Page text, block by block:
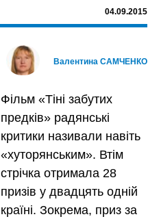
04.09.2015
Валентина САМЧЕНКО
Фільм «Тіні забутих
предків» радянські
критики називали навіть
«хуторянським». Втім
стрічка отримала 28
призів у двадцять одній
країні. Зокрема, приз за